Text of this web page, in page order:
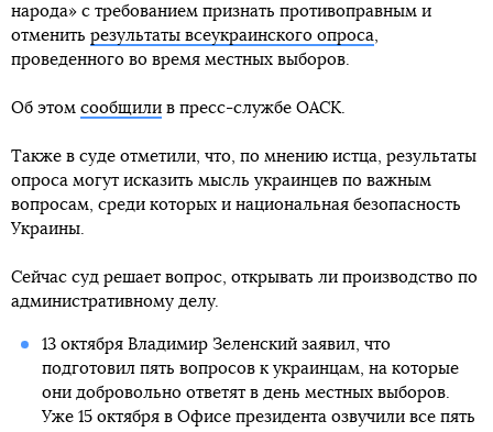
народа» с требованием признать противоправным и
отменить результаты всеукраинского опроса,
проведенного во время местных выборов.
Об этом сообщили в пресс-службе ОАСК.
Также в суде отметили, что, по мнению истца, результаты
опроса могут исказить мысль украинцев по важным
вопросам, среди которых и национальная безопасность
Украины.
Сейчас суд решает вопрос, открывать ли производство по
административному делу.
13 октября Владимир Зеленский заявил, что
подготовил пять вопросов к украинцам, на которые
они добровольно ответят в день местных выборов.
Уже 15 октября в Офисе президента озвучили все пять